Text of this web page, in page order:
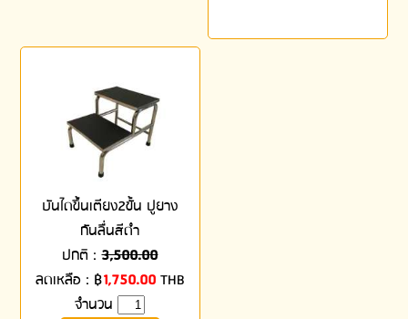
บันไดขึ้นเตียง2ขั้น ปูยาง
กันลื่นสีดำ
ปกติ :3,500.00
ลดเหลือ : ฿1,750.00 THB
จำนวน